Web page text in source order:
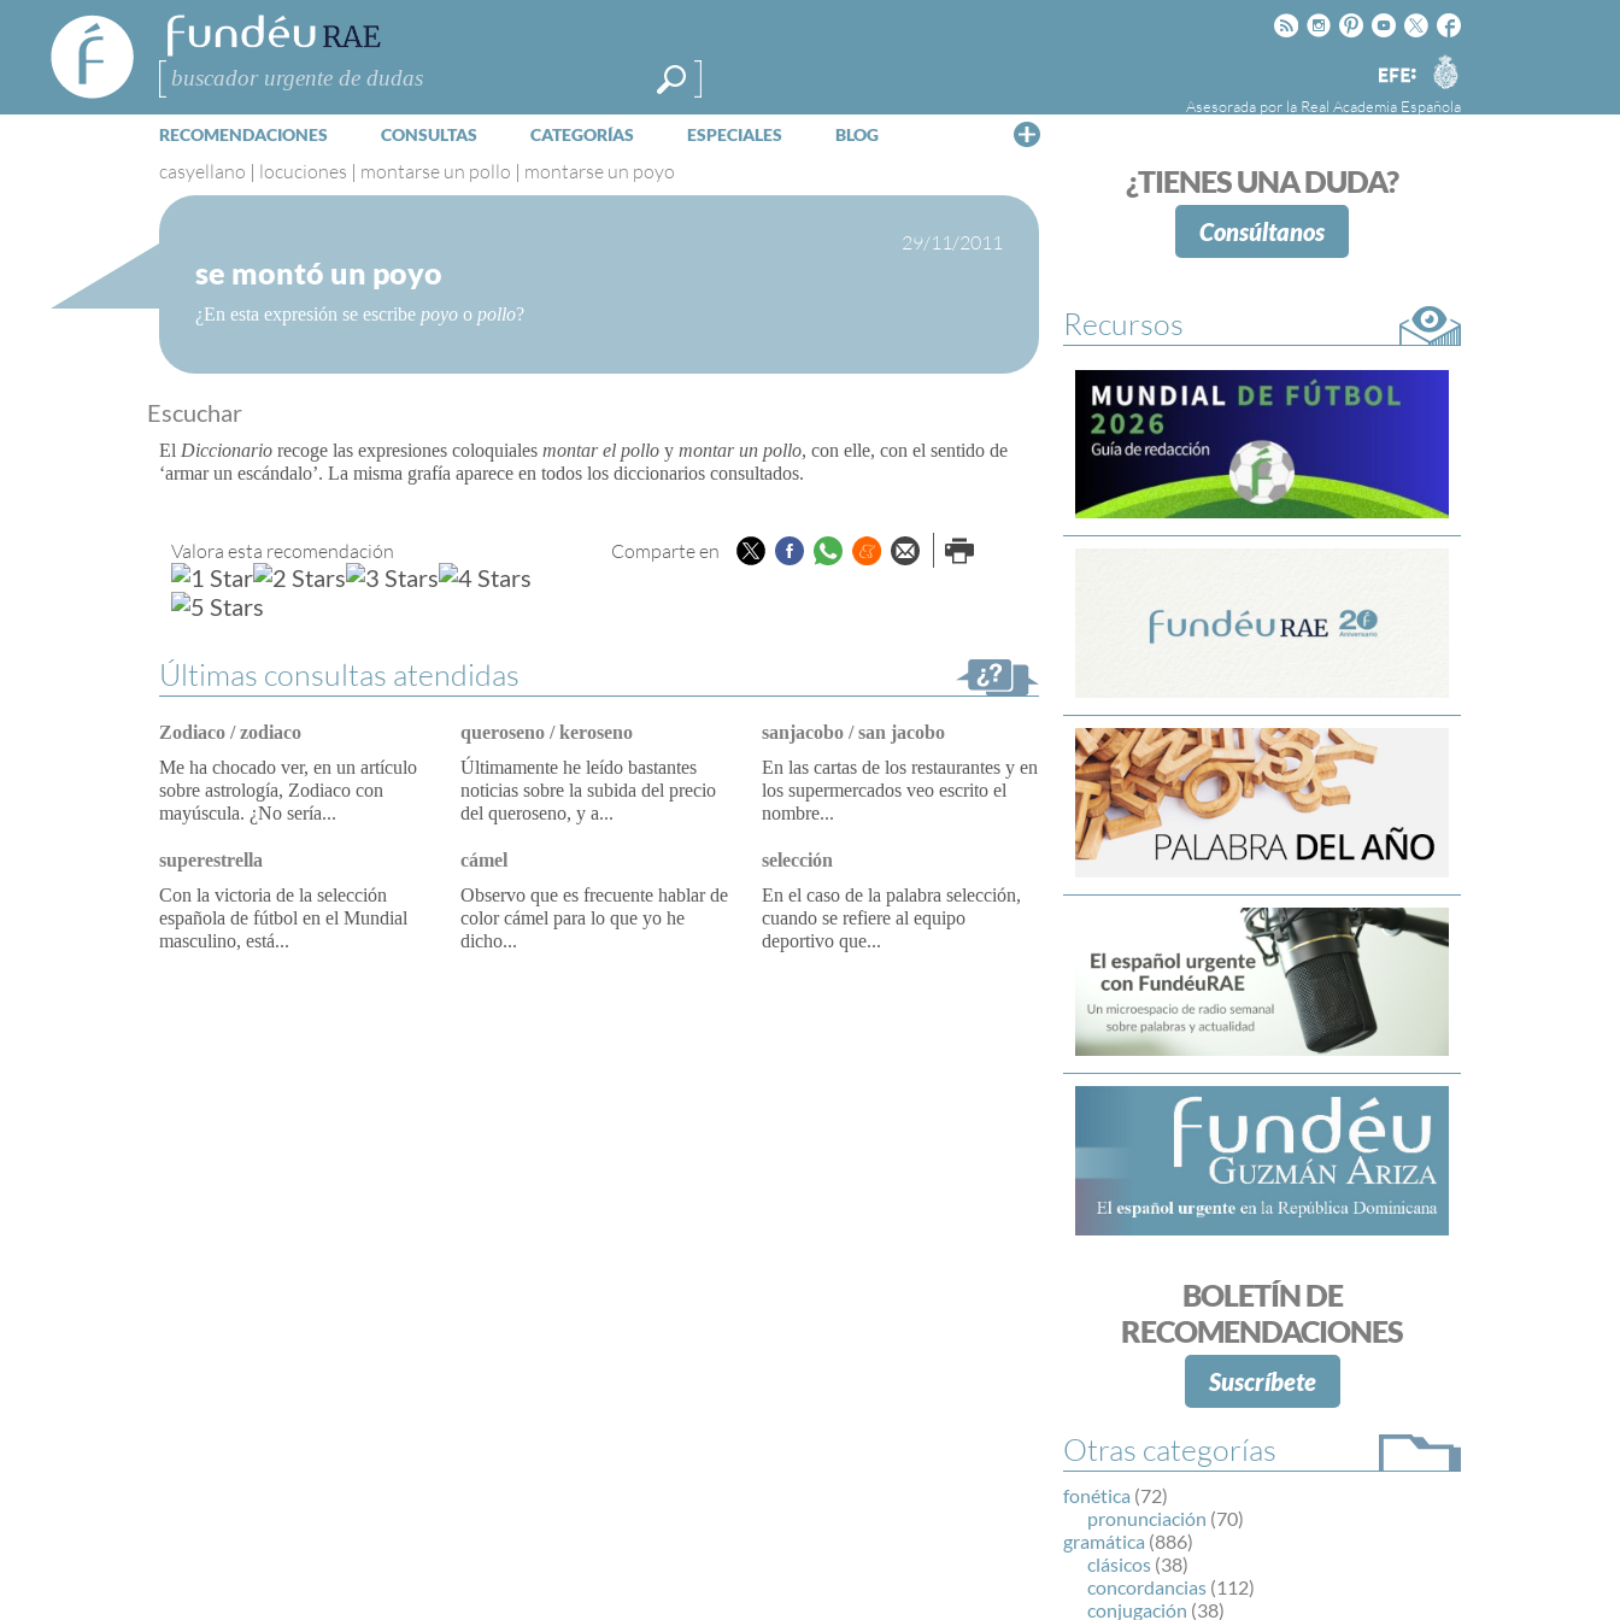
FundéuRAE
- Fundación
del Español
Urgente
Buscar
Facebook
Twitter
Youtube
Pinteres
Instagram
Rss
Agencia
EFE
Asesorada por la Real Academia Española
RECOMENDACIONES CONSULTAS CATEGORÍAS ESPECIALES BLOG
FundéuRAE es una fundación patrocinada por
la Agencia Efe y la Real Academia Española,
cuyo objetivo es colaborar con el buen uso del
¿TIENES UNA DUDA?
Consúltanos
casyellano | locuciones | montarse un pollo | montarse un poyo
29/11/2011
se montó un poyo
¿En esta expresión se escribe poyo o pollo?
Escuchar
El Diccionario recoge las expresiones coloquiales montar el pollo y montar un pollo, con elle, con el sentido de
‘armar un escándalo’. La misma grafía aparece en todos los diccionarios consultados.
Valora esta recomendación Comparte en TwitterFacebook
Whatsapp
Menéame
Enviar porImprimir
Últimas consultas atendidas
Zodiaco / zodiaco
Me ha chocado ver, en un artículo
sobre astrología, Zodiaco con
mayúscula. ¿No sería...
queroseno / keroseno
Últimamente he leído bastantes
noticias sobre la subida del precio
del queroseno, y a...
sanjacobo / san jacobo
En las cartas de los restaurantes y en
los supermercados veo escrito el
nombre...
superestrella
Con la victoria de la selección
española de fútbol en el Mundial
masculino, está...
cámel
Observo que es frecuente hablar de
color cámel para lo que yo he
dicho...
selección
En el caso de la palabra selección,
cuando se refiere al equipo
deportivo que...
Recursos
BOLETÍN DE
RECOMENDACIONES
Suscríbete
Otras categorías
fonética (72)
pronunciación (70)
gramática (886)
clásicos (38)
concordancias (112)
conjugación (38)